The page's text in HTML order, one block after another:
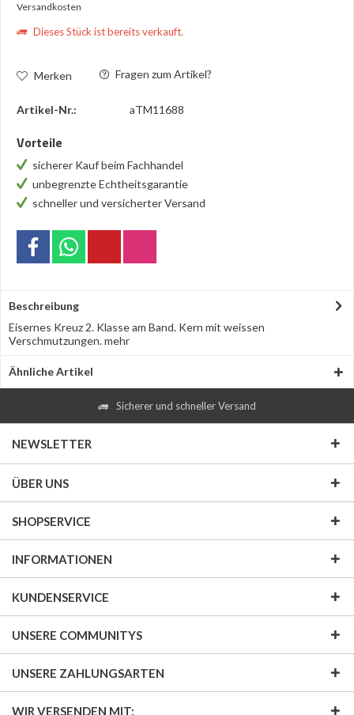
Versandkosten
Dieses Stück ist bereits verkauft.
Merken Fragen zum Artikel?
Artikel-Nr.: aTM11688
Vorteile
sicherer Kauf beim Fachhandel
unbegrenzte Echtheitsgarantie
schneller und versicherter Versand
Beschreibung
Eisernes Kreuz 2. Klasse am Band. Kern mit weissen
Verschmutzungen.mehr
Ähnliche Artikel
Sicherer und schneller Versand
NEWSLETTER
ÜBER UNS
SHOPSERVICE
INFORMATIONEN
KUNDENSERVICE
UNSERE COMMUNITYS
UNSERE ZAHLUNGSARTEN
WIR VERSENDEN MIT: